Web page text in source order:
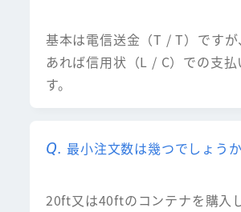
基本は電信送金（T / T）です
あれば信用状（L / C）での支
す。
最小注文数は幾つでしょう
20ft又は40ftのコンテナを購入